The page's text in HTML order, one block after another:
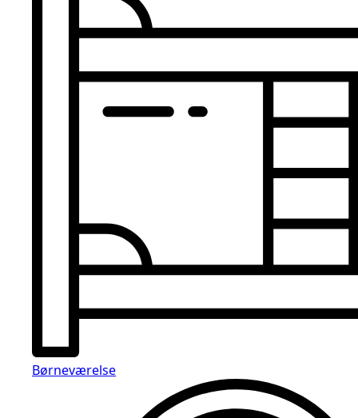
Børneværelse